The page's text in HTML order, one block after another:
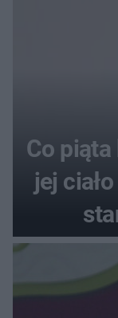
Co
jej